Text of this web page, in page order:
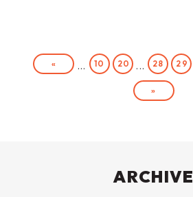
« ... 10 20 ... 28 29
»
ARCHIVE